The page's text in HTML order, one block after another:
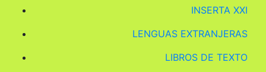
INSERTA XXI
LENGUAS EXTRANJERAS
LIBROS DE TEXTO